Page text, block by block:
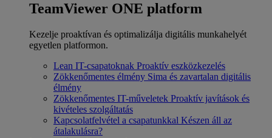
TeamViewer ONE platform
Kezelje proaktívan és optimalizálja digitális munkahelyét
egyetlen platformon.
Lean IT-csapatoknak Proaktív eszközkezelés
Zökkenőmentes élmény Sima és zavartalan digitális
élmény
Zökkenőmentes IT-műveletek Proaktív javítások és
kivételes szolgáltatás
Kapcsolatfelvétel a csapatunkkal Készen áll az
átalakulásra?